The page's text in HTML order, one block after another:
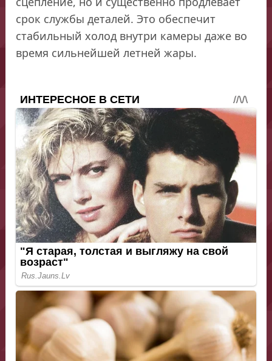
срок службы деталей. Это обеспечит
стабильный холод внутри камеры даже во
время сильнейшей летней жары.